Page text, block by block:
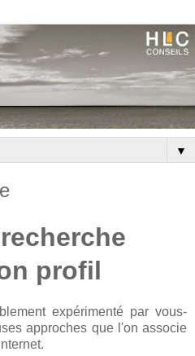
▼
profil
expérimenté par vous-
approches que l'on associe